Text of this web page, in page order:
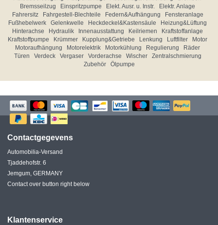
Bremsseilzug
Einspritzpumpe Elekt. Ausr. u. Instr.
Elektr. Anlage
Fahrersitz
Fahrgestell-Blechteile Federn&Aufhängung
Fensteranlage
Fußhebelwerk
Gelenkwelle Heckdeckel&Kastensäule
Heizung&Lüftung
Hinterachse
Hydraulik Innenausstattung Keilriemen
Kraftstoffanlage
Kraftstoffpumpe
Krümmer Kupplung&Getriebe Lenkung Luftfilter
Motor
Motoraufhängung
Motorelektrik Motorkühlung Regulierung
Räder
Türen
Verdeck Vergaser Vorderachse Wischer
Zentralschmierung
Zubehör
Ölpumpe
Contactgegevens
Automobilia-Versand
Tjaddehofstr. 6
Jemgum, GERMANY
Contact over button right below
Klantenservice